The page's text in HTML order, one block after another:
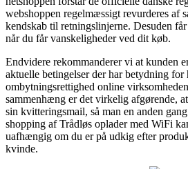
webshoppen regelmæssigt revurderes af
kendskab til retningslinjerne. Desuden
når du får vanskeligheder ved dit køb.
Endvidere rekommanderer vi at kunden
aktuelle betingelser der har betydning
ombytningsrettighed online
sammenhæng er det virkelig afgørende,
sin kvitteringsmail, så man en anden
shopping af Trådløs oplader med WiFi
uafhængig om du er på udkig efter
kvinde.